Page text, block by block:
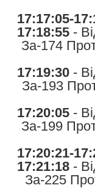
17:17:05-
17:18:55 -
За-174
17:19:30 -
За-193
17:20:05 -
За-199
17:20:21-
17:21:18 -
За-225